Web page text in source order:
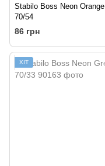
Stabilo Boss Neon Orange
70/54
86 грн
ХІТ